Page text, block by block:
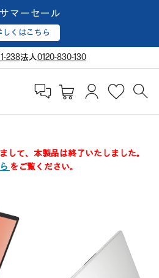
マーセール
しくはこちら
238法人0120-830-130
して、本製品は終了いたしました。
をご覧ください。